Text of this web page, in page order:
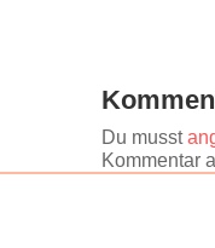
Du musst
Kommentar